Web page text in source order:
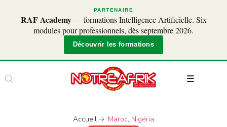
PARTENAIRE
RAF Academy— formations Intelligence Artificielle. Six
modules pour professionnels, dès septembre 2026.
Découvrir les formations
Accueil Maroc, Nigéria